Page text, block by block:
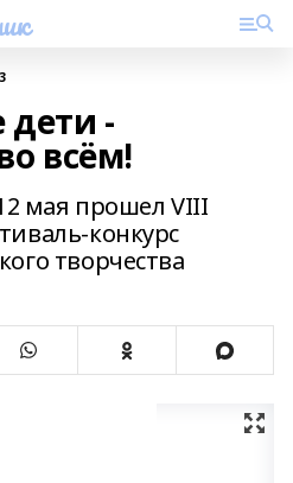
дети -
всём!
мая прошел VIII
конкурс
творчества